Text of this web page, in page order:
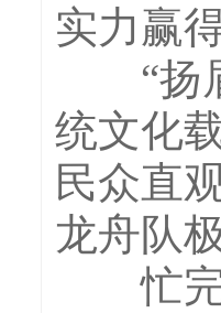
实力赢
“扬眉
统文化
民众直
龙舟队
忙完